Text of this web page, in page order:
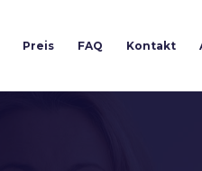
Preis FAQ Kontakt